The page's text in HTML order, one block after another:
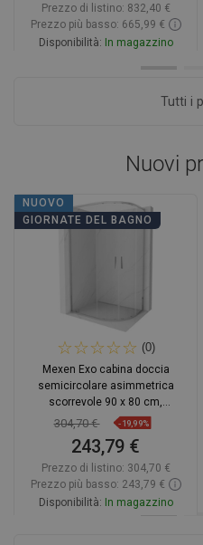
Prezzo di listino: 832,40 €
Prezzo più basso: 665,99 €
Disponibilità: In magazzino
Tutti i
Nuovi
NUOVO
GIORNATE DEL BAGNO
(0)
Mexen Exo cabina doccia
semicircolare asimmetrica
scorrevole 90 x 80 cm,
trasparente, cromo - 8132-090-
304,70 € -19,99%
243,79 €
Prezzo di listino: 304,70 €
Prezzo più basso: 243,79 €
Disponibilità: In magazzino